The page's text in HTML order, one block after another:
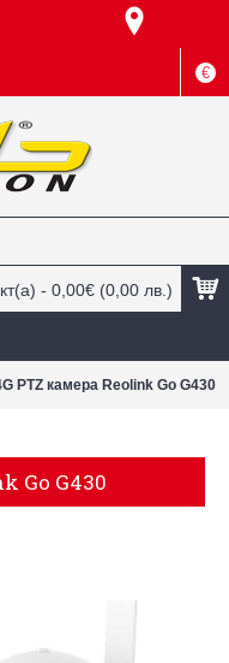
€
- 0,00€ (0,00 лв.)
PTZ камера Reolink Go G430
Go G430